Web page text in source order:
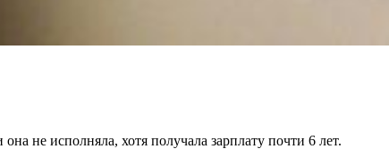
не исполняла, хотя получала зарплату почти 6 лет.